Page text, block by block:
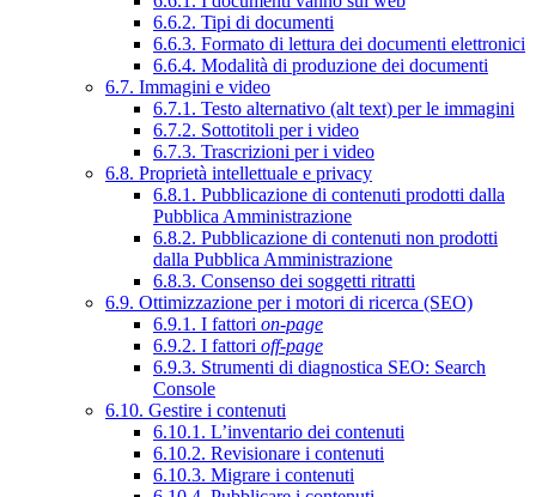
6.6.2. Tipi di documenti
6.6.3. Formato di lettura dei documenti elettronici
6.6.4. Modalità di produzione dei documenti
6.7. Immagini e video
6.7.1. Testo alternativo (alt text) per le immagini
6.7.2. Sottotitoli per i video
6.7.3. Trascrizioni per i video
6.8. Proprietà intellettuale e privacy
6.8.1. Pubblicazione di contenuti prodotti dalla
Pubblica Amministrazione
6.8.2. Pubblicazione di contenuti non prodotti
dalla Pubblica Amministrazione
6.8.3. Consenso dei soggetti ritratti
6.9. Ottimizzazione per i motori di ricerca (SEO)
6.9.1. I fattori on-page
6.9.2. I fattori off-page
6.9.3. Strumenti di diagnostica SEO: Search
Console
6.10. Gestire i contenuti
6.10.1. L’inventario dei contenuti
6.10.2. Revisionare i contenuti
6.10.3. Migrare i contenuti